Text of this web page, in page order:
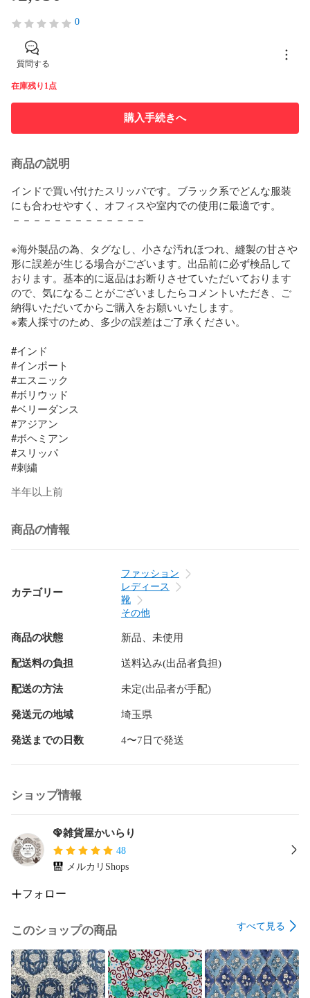
0
質問する
在庫残り1点
購入手続きへ
商品の説明
インドで買い付けたスリッパです。ブラック系でどんな服装
にも合わせやすく、オフィスや室内での使用に最適です。
－－－－－－－－－－－－－
※海外製品の為、タグなし、小さな汚れほつれ、縫製の甘さや
形に誤差が生じる場合がございます。出品前に必ず検品して
おります。基本的に返品はお断りさせていただいております
ので、気になることがございましたらコメントいただき、ご
納得いただいてからご購入をお願いいたします。
※素人採寸のため、多少の誤差はご了承ください。
#インド
#インポート
#エスニック
#ボリウッド
#ベリーダンス
#アジアン
#ボヘミアン
#スリッパ
#刺繍
半年以上前
商品の情報
カテゴリー
ファッション
レディース
靴
その他
商品の状態 新品、未使用
配送料の負担 送料込み(出品者負担)
配送の方法 未定(出品者が手配)
発送元の地域 埼玉県
発送までの日数 4〜7日で発送
ショップ情報
🦚雑貨屋かいらり
48
メルカリShops
フォロー
このショップの商品 すべて見る